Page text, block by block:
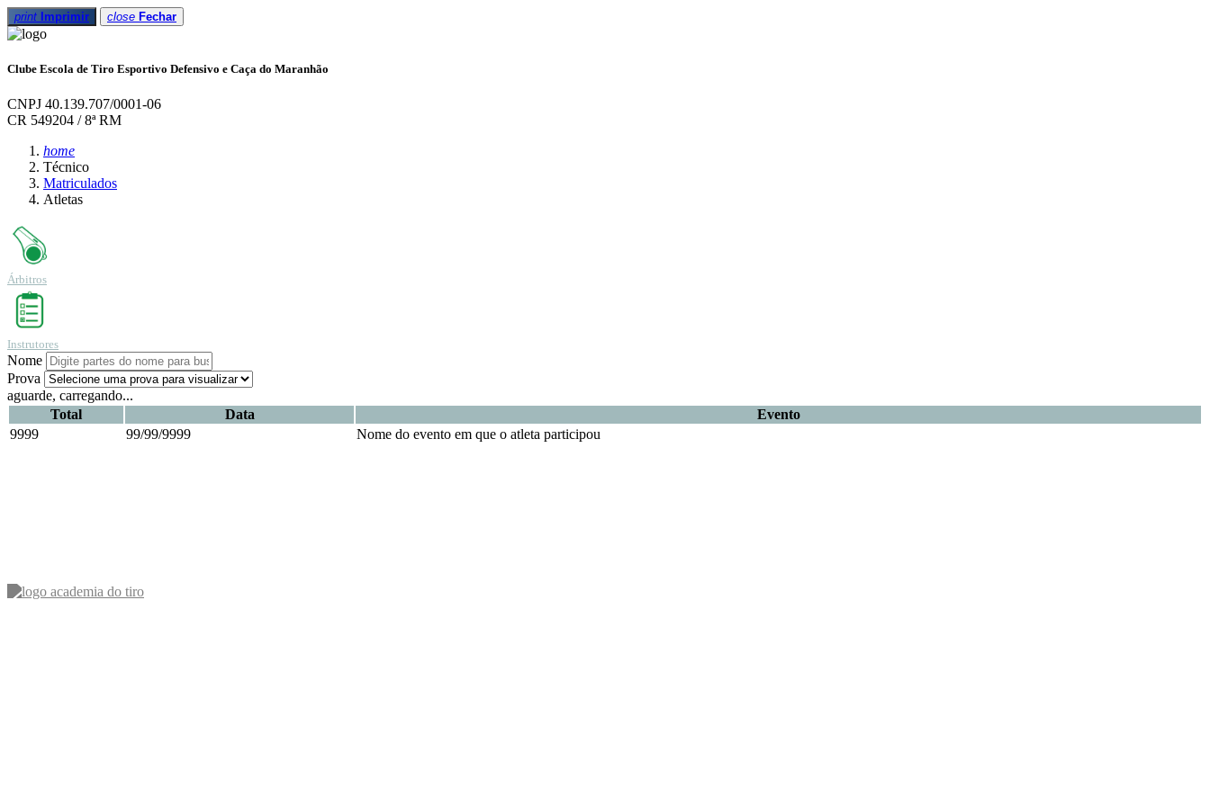
print Imprimir close Fechar
Clube Escola de Tiro Esportivo Defensivo e Caça do Maranhão
CNPJ 40.139.707/0001-06
CR 549204 / 8ª RM
home
Técnico
Matriculados
Atletas
Árbitros
Instrutores
Nome
Prova
aguarde, carregando...
Total
Data
Evento
9999
99/99/9999 Nome do evento em que o atleta participou